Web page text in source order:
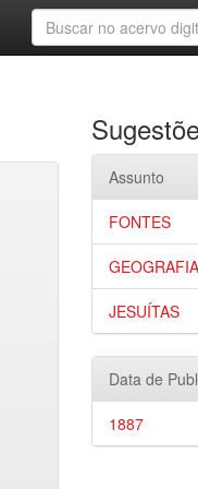
Assunto
FONTES
JESUÍTAS
Data de
1887